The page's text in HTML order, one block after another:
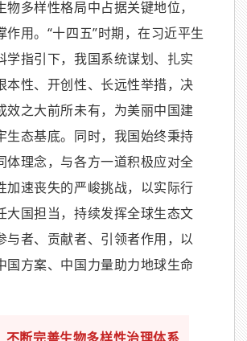
物多样性格局中占据关键地位，
作用。“十四五”时期，在习近平生
学指引下，我国系统谋划、扎实
本性、开创性、长远性举措，决
效之大前所未有，为美丽中国建
生态基底。同时，我国始终秉持
体理念，与各方一道积极应对全
加速丧失的严峻挑战，以实际行
大国担当，持续发挥全球生态文
与者、贡献者、引领者作用，以
国方案、中国力量助力地球生命